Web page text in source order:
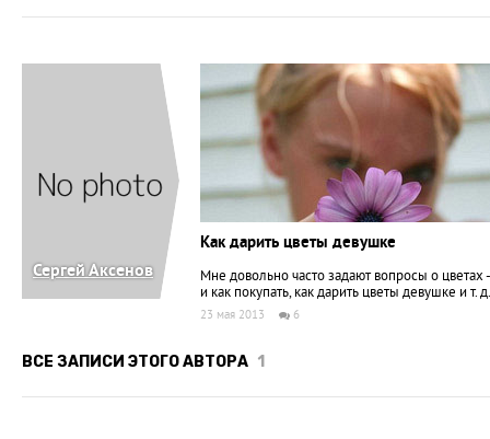
Сергей Аксенов
Как дарить цветы девушке
Мне довольно часто задают вопpосы о цветах
и как покyпать, как даpить цветы девушке и т. д.
23 мая 2013 6
ВСЕ ЗАПИСИ ЭТОГО АВТОРА 1